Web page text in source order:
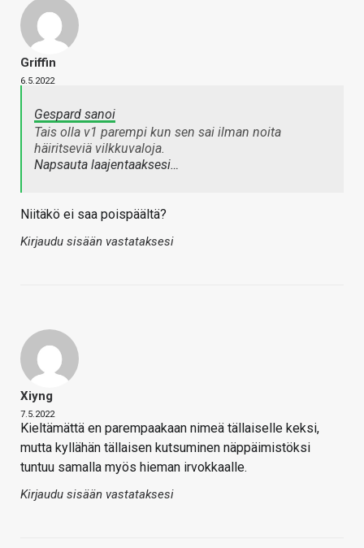
Griffin
6.5.2022
Gespard sanoi
Tais olla v1 parempi kun sen sai ilman noita
häiritseviä vilkkuvaloja.
Napsauta laajentaaksesi…
Niitäkö ei saa poispäältä?
Kirjaudu sisään vastataksesi
Xiyng
7.5.2022
Kieltämättä en parempaakaan nimeä tällaiselle keksi,
mutta kyllähän tällaisen kutsuminen näppäimistöksi
tuntuu samalla myös hieman irvokkaalle.
Kirjaudu sisään vastataksesi